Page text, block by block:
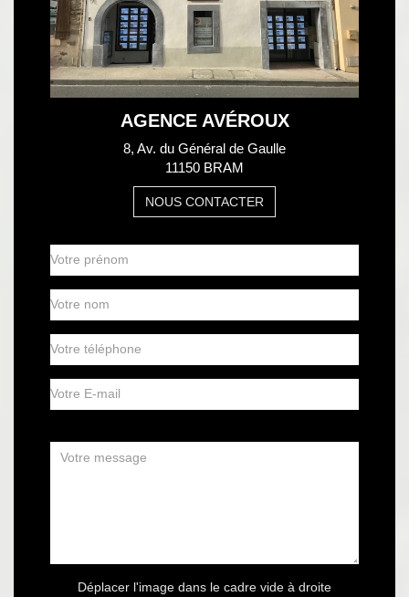
AGENCE AVÉROUX
8, Av. du Général de Gaulle
11150 BRAM
NOUS CONTACTER
Déplacer l'image dans le cadre vide à droite